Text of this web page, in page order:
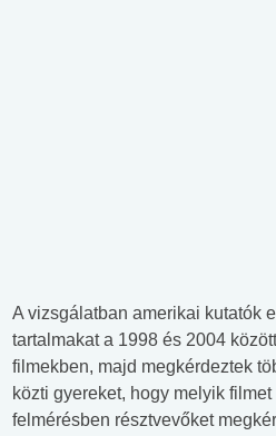
A vizsgálatban amerikai kutatók
tartalmakat a 1998 és 2004
filmekben, majd megkérdeztek
közti gyereket, hogy melyik
felmérésben résztvevőket